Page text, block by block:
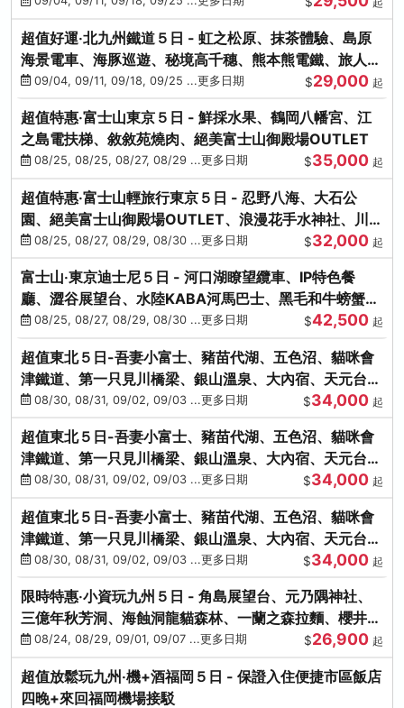
超值好運‧北九州鐵道５日 - 虹之松原、抹茶體驗、島原
海景電車、海豚巡遊、秘境高千穗、熊本熊電鐵、旅人觀
光列車-台中出發
09/04, 09/11, 09/18, 09/25 ...更多日期 $29,000 起
超值特惠‧富士山東京５日 - 鮮採水果、鶴岡八幡宮、江
之島電扶梯、敘敘苑燒肉、絕美富士山御殿場OUTLET
08/25, 08/25, 08/27, 08/29 ...更多日期 $35,000 起
超值特惠‧富士山輕旅行東京５日 - 忍野八海、大石公
園、絕美富士山御殿場OUTLET、浪漫花手水神社、川越
小江戶
08/25, 08/27, 08/29, 08/30 ...更多日期 $32,000 起
富士山‧東京迪士尼５日 - 河口湖瞭望纜車、IP特色餐
廳、澀谷展望台、水陸KABA河馬巴士、黑毛和牛螃蟹美
饌、季節採果
08/25, 08/27, 08/29, 08/30 ...更多日期 $42,500 起
超值東北５日-吾妻小富士、豬苗代湖、五色沼、貓咪會
津鐵道、第一只見川橋梁、銀山溫泉、大內宿、天元台高
原纜車
08/30, 08/31, 09/02, 09/03 ...更多日期 $34,000 起
超值東北５日-吾妻小富士、豬苗代湖、五色沼、貓咪會
津鐵道、第一只見川橋梁、銀山溫泉、大內宿、天元台高
原纜車
08/30, 08/31, 09/02, 09/03 ...更多日期 $34,000 起
超值東北５日-吾妻小富士、豬苗代湖、五色沼、貓咪會
津鐵道、第一只見川橋梁、銀山溫泉、大內宿、天元台高
原纜車
08/30, 08/31, 09/02, 09/03 ...更多日期 $34,000 起
限時特惠‧小資玩九州５日 - 角島展望台、元乃隅神社、
三億年秋芳洞、海蝕洞龍貓森林、一蘭之森拉麵、櫻井二
見浦08/24, 08/29, 09/01, 09/07 ...更多日期 $26,900 起
超值放鬆玩九州‧機+酒福岡５日 - 保證入住便捷市區飯店
四晚+來回福岡機場接駁